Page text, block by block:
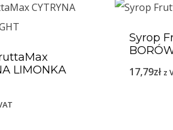
LIMONKA
Syrop
17,79zł z